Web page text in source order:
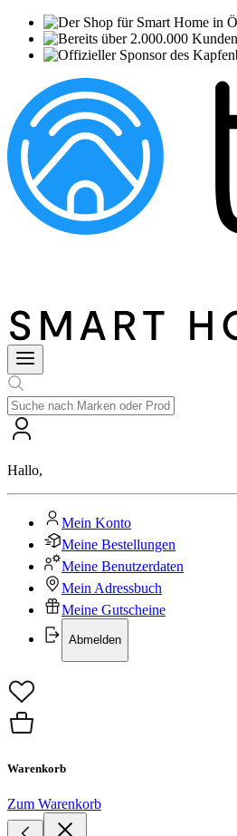
Hallo,
Mein Konto
Meine Bestellungen
Meine Benutzerdaten
Mein Adressbuch
Meine Gutscheine
Abmelden
Warenkorb
Zum Warenkorb